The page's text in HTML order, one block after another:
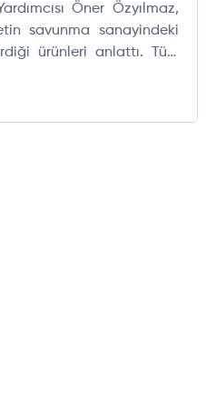
Öner Özyılmaz,
savunma sanayindeki
ürünleri anlattı. Türk
üretilen 20 mm burun